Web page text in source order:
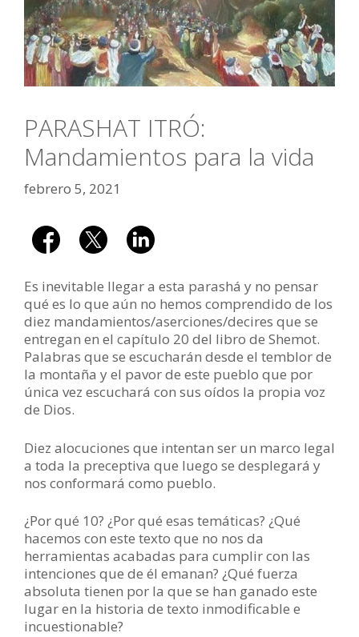
PARASHAT ITRÓ:
Mandamientos para la vida
febrero 5, 2021
Es inevitable llegar a esta parashá y no pensar
qué es lo que aún no hemos comprendido de los
diez mandamientos/aserciones/decires que se
entregan en el capítulo 20 del libro de Shemot.
Palabras que se escucharán desde el temblor de
la montaña y el pavor de este pueblo que por
única vez escuchará con sus oídos la propia voz
de Dios.
Diez alocuciones que intentan ser un marco legal
a toda la preceptiva que luego se desplegará y
nos conformará como pueblo.
¿Por qué 10? ¿Por qué esas temáticas? ¿Qué
hacemos con este texto que no nos da
herramientas acabadas para cumplir con las
intenciones que de él emanan? ¿Qué fuerza
absoluta tienen por la que se han ganado este
lugar en la historia de texto inmodificable e
incuestionable?